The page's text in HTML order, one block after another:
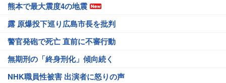
熊本で最大震度4の地震
露 原爆投下巡り広島市長を批判
警官発砲で死亡 直前に不審行動
無期刑の「終身刑化」傾向続く
NHK職員性被害 出演者に怒りの声